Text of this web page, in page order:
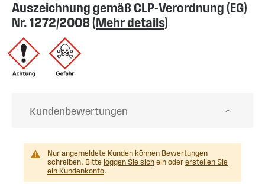
Auszeichnung gemäß CLP-Verordnung (EG)
Nr. 1272/2008 (Mehr details)
Kundenbewertungen
Nur angemeldete Kunden können Bewertungen
schreiben. Bitte loggen Sie sich ein oder erstellen Sie
ein Kundenkonto.